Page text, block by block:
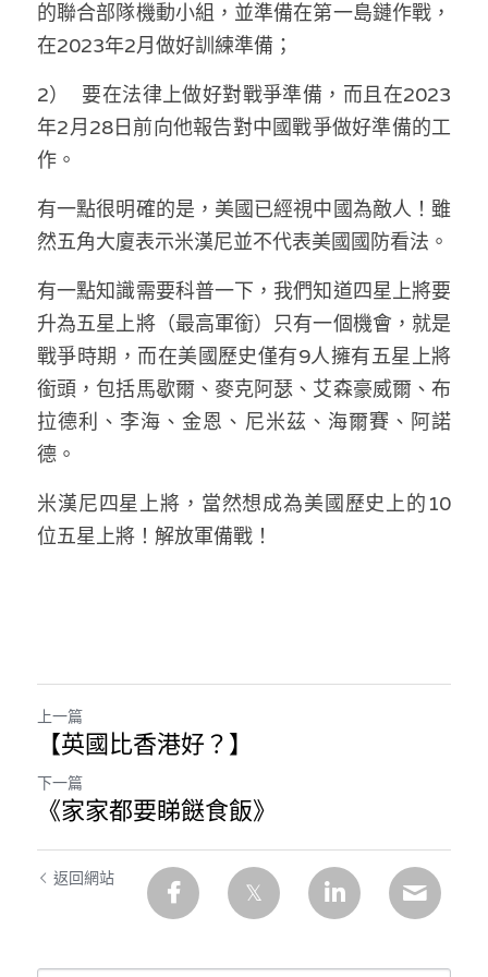
溫志倫專欄
張美雄專欄
香港科技專上書院｜專欄
的聯合部隊機動小組，並準備在第一島鏈作戰，
在2023年2月做好訓練準備；
2）	要在法律上做好對戰爭準備，而且在2023
年2月28日前向他報告對中國戰爭做好準備的工
作。
有一點很明確的是，美國已經視中國為敵人！雖
然五角大廈表示米漢尼並不代表美國國防看法。
有一點知識需要科普一下，我們知道四星上將要
升為五星上將（最高軍銜）只有一個機會，就是
戰爭時期，而在美國歷史僅有9人擁有五星上將
銜頭，包括馬歇爾、麥克阿瑟、艾森豪威爾、布
拉德利、李海、金恩、尼米茲、海爾賽、阿諾
德。
米漢尼四星上將，當然想成為美國歷史上的10
位五星上將！解放軍備戰！
上一篇
【英國比香港好？】
下一篇
《家家都要睇餸食飯》
返回網站